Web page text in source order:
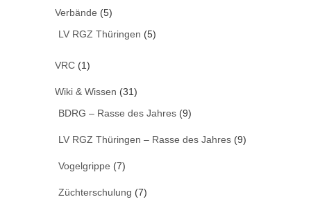
Verbände (5)
LV RGZ Thüringen (5)
VRC (1)
Wiki & Wissen (31)
BDRG – Rasse des Jahres (9)
LV RGZ Thüringen – Rasse des Jahres (9)
Vogelgrippe (7)
Züchterschulung (7)